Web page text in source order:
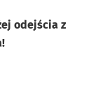
odejścia z